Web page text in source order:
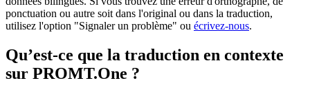
ponctuation ou autre soit dans l'original ou dans la traduction,
utilisez l'option "Signaler un problème" ou écrivez-nous.
Qu’est-ce que la traduction en contexte
sur PROMT.One ?